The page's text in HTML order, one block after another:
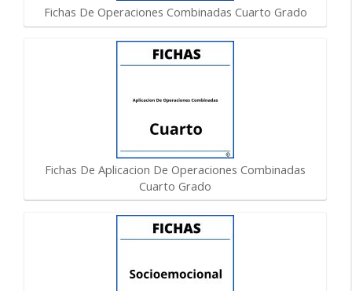
Fichas De Operaciones Combinadas Cuarto Grado
Fichas De Aplicacion De Operaciones Combinadas
Cuarto Grado